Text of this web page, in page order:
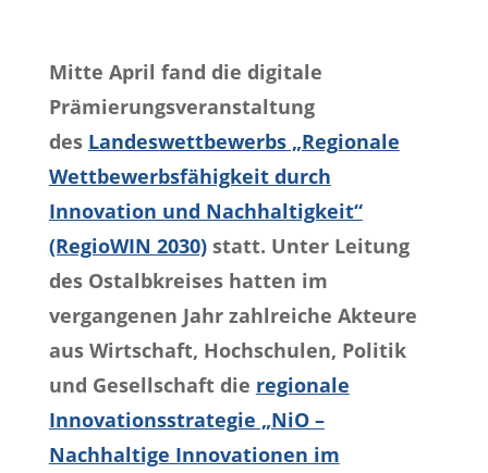
Mitte April fand die digitale
Prämierungsveranstaltung
des Landeswettbewerbs „Regionale
Wettbewerbsfähigkeit durch
Innovation und Nachhaltigkeit“
(RegioWIN 2030)statt. Unter Leitung
des Ostalbkreises hatten im
vergangenen Jahr zahlreiche Akteure
aus Wirtschaft, Hochschulen, Politik
und Gesellschaft die regionale
Innovationsstrategie „NiO –
Nachhaltige Innovationen im